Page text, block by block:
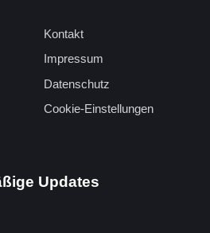
Kontakt
Impressum
Datenschutz
Cookie-Einstellungen
Updates